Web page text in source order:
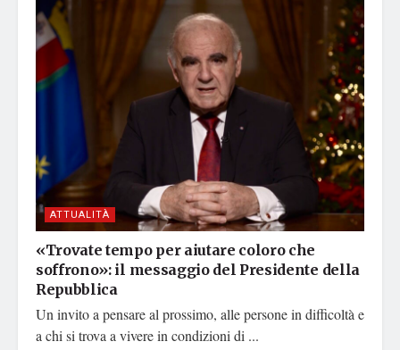
ATTUALITÀ
«Trovate tempo per aiutare coloro che
soffrono»: il messaggio del Presidente della
Repubblica
Un invito a pensare al prossimo, alle persone in difficoltà e
a chi si trova a vivere in condizioni di ...